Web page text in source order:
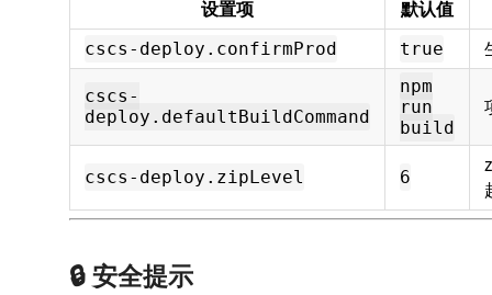
设置项 默认值
cscs-deploy.confirmProd true
cscs-
deploy.defaultBuildCommand
npm
run
build
cscs-deploy.zipLevel 6
🔒 安全提示